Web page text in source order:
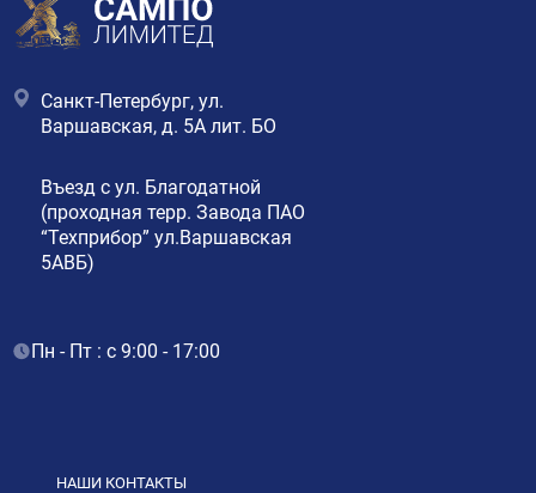
Санкт-Петербург, ул.
Варшавская, д. 5А лит. БО
Въезд с ул. Благодатной
(проходная терр. Завода ПАО
“Техприбор” ул.Варшавская
5АВБ)
Пн - Пт : с 9:00 - 17:00
НАШИ КОНТАКТЫ